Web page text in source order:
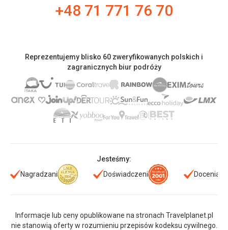
+48 71 771 76 70
Reprezentujemy blisko 60 zweryfikowanych polskich i
zagranicznych biur podróży
Jesteśmy:
Nagradzani
Doświadczeni Doceniani
Informacje lub ceny opublikowane na stronach Travelplanet.pl
nie stanowią oferty w rozumieniu przepisów kodeksu cywilnego.